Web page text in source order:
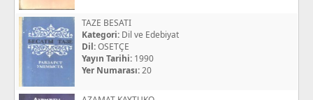
TAZE BESATI
Kategori: Dil ve Edebiyat
Dil:OSETÇE
Yayın Tarihi: 1990
Yer Numarası:20